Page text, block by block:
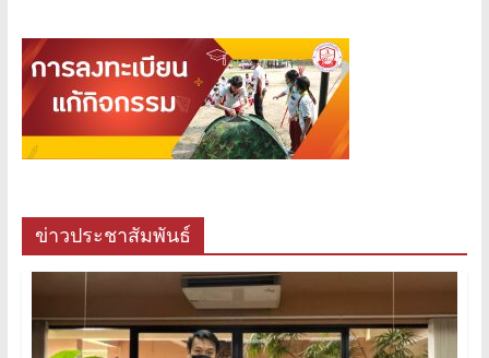
ข่าวประชาสัมพันธ์